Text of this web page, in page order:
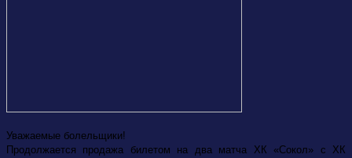
Уважаемые болельщики!
Продолжается продажа билетом на два матча ХК «Сокол» с ХК